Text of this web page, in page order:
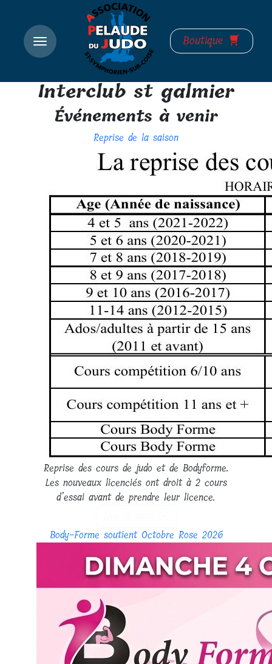
Boutique
Interclub st galmier
Événements à venir
Reprise de la saison
Reprise des cours de judo et de Bodyforme.
Les nouveaux licenciés ont droit à 2 cours
d’essai avant de prendre leur licence.
Body-Forme soutient Octobre Rose 2026